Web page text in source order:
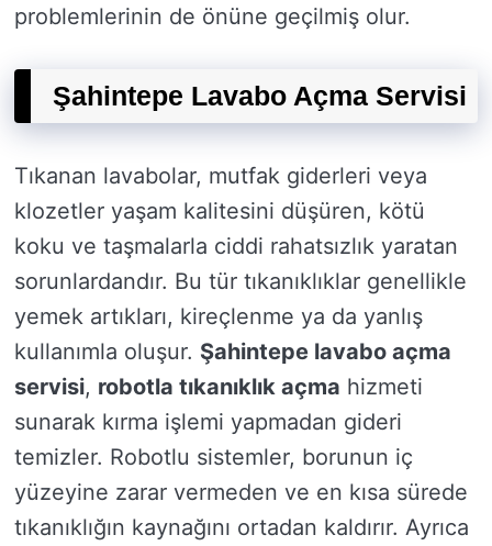
problemlerinin de önüne geçilmiş olur.
Şahintepe Lavabo Açma Servisi
Tıkanan lavabolar, mutfak giderleri veya
klozetler yaşam kalitesini düşüren, kötü
koku ve taşmalarla ciddi rahatsızlık yaratan
sorunlardandır. Bu tür tıkanıklıklar genellikle
yemek artıkları, kireçlenme ya da yanlış
kullanımla oluşur. Şahintepe lavabo açma
servisi, robotla tıkanıklık açma hizmeti
sunarak kırma işlemi yapmadan gideri
temizler. Robotlu sistemler, borunun iç
yüzeyine zarar vermeden ve en kısa sürede
tıkanıklığın kaynağını ortadan kaldırır. Ayrıca